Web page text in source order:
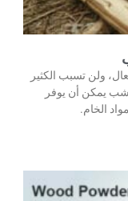
ولن تسبب الكثير
يمكن أن يوفر
الخام.